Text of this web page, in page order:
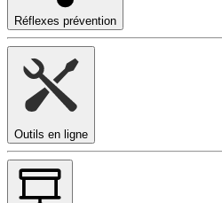
Réflexes prévention
Outils en ligne